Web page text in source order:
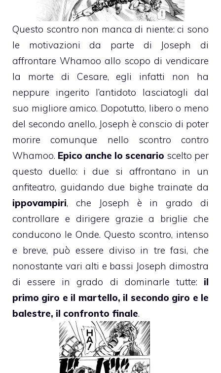
Questo scontro non manca di niente: ci sono
le motivazioni da parte di Joseph di
affrontare Whamoo allo scopo di vendicare
la morte di Cesare, egli infatti non ha
neppure ingerito l’antidoto lasciatogli dal
suo migliore amico. Dopotutto, libero o meno
del secondo anello, Joseph è conscio di poter
morire comunque nello scontro contro
Whamoo. Epico anche lo scenario scelto per
questo duello: i due si affrontano in un
anfiteatro, guidando due bighe trainate da
ippovampiri, che Joseph è in grado di
controllare e dirigere grazie a briglie che
conducono le Onde. Questo scontro, intenso
e breve, può essere diviso in tre fasi, che
nonostante vari alti e bassi Joseph dimostra
di essere in grado di dominarle tutte: il
primo giro e il martello, il secondo giro e le
balestre, il confronto finale.